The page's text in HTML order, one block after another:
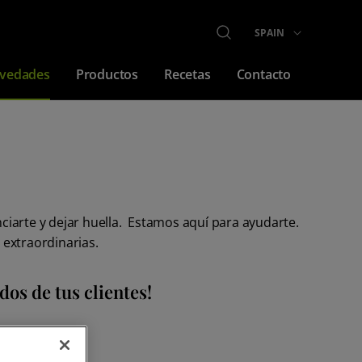
BUSCAR SELECCIONE SU
SPAIN
Productos Recetas Contacto
y dejar huella. Estamos aquí para ayudarte.
de tus clientes!